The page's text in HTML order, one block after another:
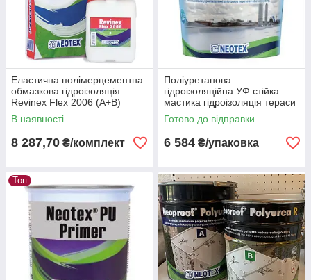
Еластична полімерцементна
обмазкова гідроізоляція
Revinex Flex 2006 (А+В)
комплект 34 кг
В наявності
8 287,70 ₴/комплект
Поліуретанова
гідроізоляційна УФ стійка
мастика гідроізоляція тераси
балкону Neoproof PU W-40
білий пак 13 кг
Готово до відправки
6 584 ₴/упаковка
Топ